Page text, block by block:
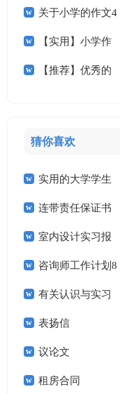
15篇关于小学的作文4
篇 【实用】小学作
文400字三篇
【推荐】优秀的
猜你喜欢
实用的大学学生
实习报告范文锦集六
篇
连带责任保证书
室内设计实习报
告汇编15篇
咨询师工作计划8
篇 有关认识与实习
报告模板集锦十篇
表扬信
议论文
租房合同